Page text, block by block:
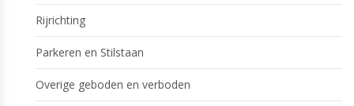
Rijrichting
Parkeren en Stilstaan
Overige geboden en verboden